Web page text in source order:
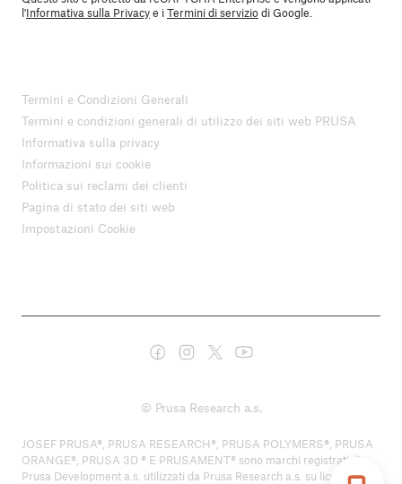
l'Informativa sulla Privacye iTermini di serviziodi Google.
Termini e Condizioni Generali
Termini e condizioni generali di utilizzo dei siti web PRUSA
Informativa sulla privacy
Informazioni sui cookie
Politica sui reclami dei clienti
Pagina di stato dei siti web
Impostazioni Cookie
© Prusa Research a.s.
JOSEF PRUSA®, PRUSA RESEARCH®, PRUSA POLYMERS®, PRUSA
ORANGE®, PRUSA 3D ® E PRUSAMENT® sono marchi registrati di
Prusa Development a.s. utilizzati da Prusa Research a.s. su licenza di